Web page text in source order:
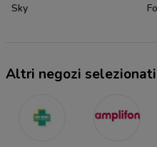
Sky
Altri negozi